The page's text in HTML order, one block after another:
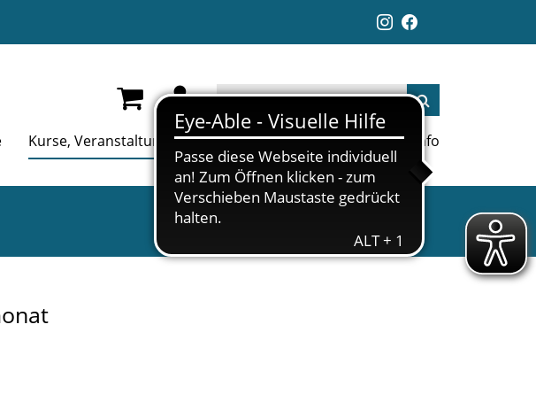
Kurse, Veranstaltungen Aktuelles Jobs Links Info